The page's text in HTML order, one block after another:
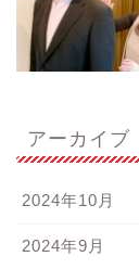
アーカイブ
2024年10月
2024年9月